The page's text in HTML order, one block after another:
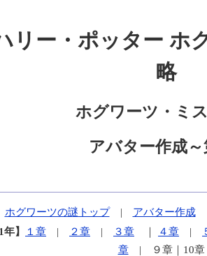
リー・ポッター ホ
略
ホグワーツ・ミ
アバター作成～
ホグワーツの謎トップ| アバター作成
年】
１章 | ２章 | ３章 ｜ ４章 |
章| ９章｜10